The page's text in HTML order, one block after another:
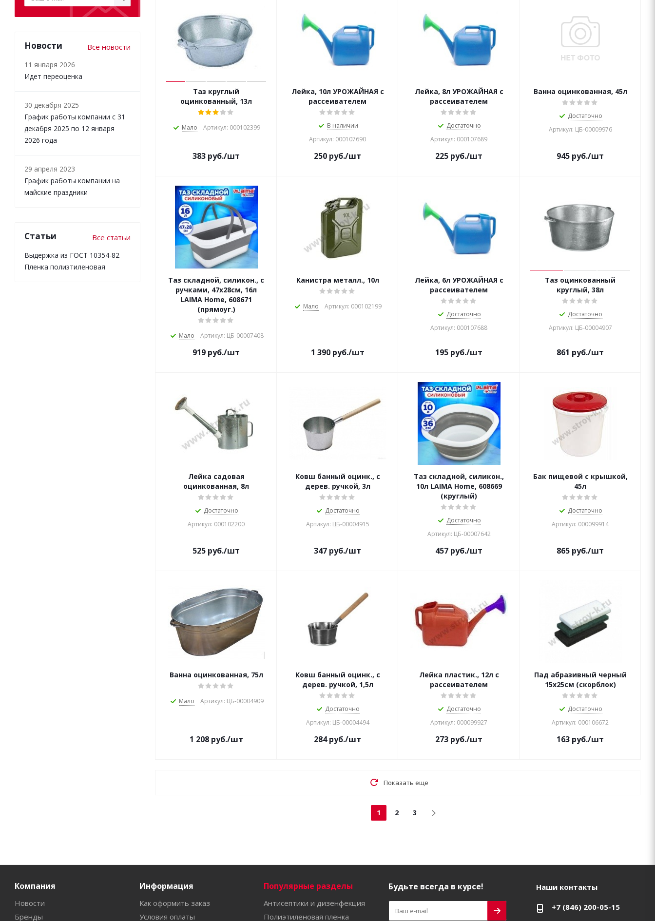
Таз круглый
оцинкованный, 13л
Мало Артикул: 000102399
383 руб./шт
Лейка, 10л УРОЖАЙНАЯ с
рассеивателем
В наличии
Артикул: 000107690
250 руб./шт
Лейка, 8л УРОЖАЙНАЯ с
рассеивателем
Достаточно
Артикул: 000107689
225 руб./шт
Ванна оцинкованная, 45л
Достаточно
Артикул: ЦБ-00009976
945 руб./шт
Таз складной, силикон., с
ручками, 47х28см, 16л
LAIMA Home, 608671
(прямоуг.)
Мало Артикул: ЦБ-00007408
919 руб./шт
Канистра металл., 10л
Мало Артикул: 000102199
1 390руб./шт
Лейка, 6л УРОЖАЙНАЯ с
рассеивателем
Достаточно
Артикул: 000107688
195 руб./шт
Таз оцинкованный
круглый, 38л
Достаточно
Артикул: ЦБ-00004907
861 руб./шт
Лейка садовая
оцинкованная, 8л
Достаточно
Артикул: 000102200
525 руб./шт
Ковш банный оцинк., с
дерев. ручкой, 3л
Достаточно
Артикул: ЦБ-00004915
347 руб./шт
Таз складной, силикон.,
10л LAIMA Home, 608669
(круглый)
Достаточно
Артикул: ЦБ-00007642
457 руб./шт
Бак пищевой с крышкой,
45л
Достаточно
Артикул: 000099914
865 руб./шт
Ванна оцинкованная, 75л
Мало Артикул: ЦБ-00004909
1 208руб./шт
Ковш банный оцинк., с
дерев. ручкой, 1,5л
Достаточно
Артикул: ЦБ-00004494
284руб./шт
Лейка пластик., 12л с
рассеивателем
Достаточно
Артикул: 000099927
273 руб./шт
Пад абразивный черный
15х25см (скорблок)
Достаточно
Артикул: 000106672
163 руб./шт
Показать еще
1 2 3
Новости Все новости
11 января 2026
Идет переоценка
30 декабря 2025
График работы компании с 31
декабря 2025 по 12 января
2026 года
29 апреля 2023
График работы компании на
майские праздники
Статьи Все статьи
Выдержка из ГОСТ 10354-82
Пленка полиэтиленовая
Компания
Новости
Бренды
Информация
Как оформить заказ
Условия оплаты
Популярные разделы
Антисептики и дизенфекция
Полиэтиленовая пленка
Будьте всегда в курсе! Наши контакты
+7 (846) 200-05-15